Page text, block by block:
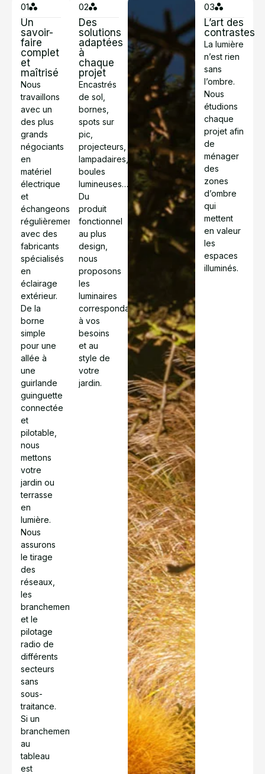
01
Un
savoir-
faire
complet
et
maîtrisé
Nous
travaillons
avec un
des plus
grands
négociants
en
matériel
électrique
et
échangeons
régulièrement
avec des
fabricants
spécialisés
en
éclairage
extérieur.
De la
borne
simple
pour une
allée à
une
guirlande
guinguette
connectée
et
pilotable,
nous
mettons
votre
jardin ou
terrasse
en
lumière.
Nous
assurons
le tirage
des
réseaux,
les
branchements,
et le
pilotage
radio de
différents
secteurs
sans
sous-
traitance.
Si un
branchement
au
tableau
est
02
Des
solutions
adaptées
à
chaque
projet
Encastrés
de sol,
bornes,
spots sur
pic,
projecteurs,
lampadaires,
boules
lumineuses…
Du
produit
fonctionnel
au plus
design,
nous
proposons
les
luminaires
correspondant
à vos
besoins
et au
style de
votre
jardin.
03
L’art des
contrastes
La lumière
n’est rien
sans
l’ombre.
Nous
étudions
chaque
projet afin
de
ménager
des
zones
d’ombre
qui
mettent
en valeur
les
espaces
illuminés.